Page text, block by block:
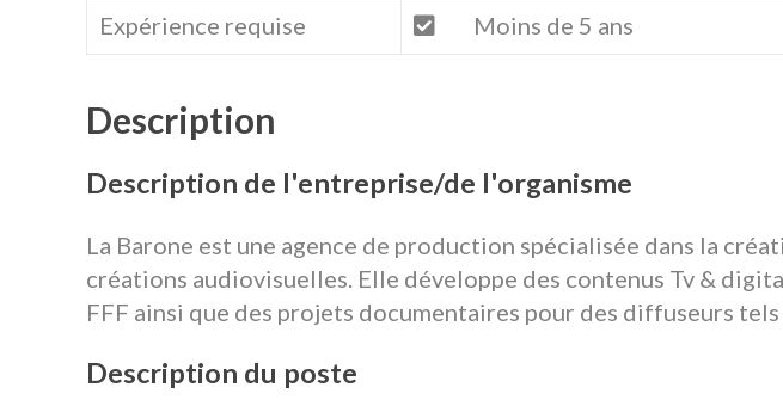
Expérience requise Moins de 5 ans
Description
Description de l'entreprise/de l'organisme
La Barone est une agence de production spécialisée dans la
créations audiovisuelles. Elle développe des contenus Tv &
FFF ainsi que des projets documentaires pour des diffuseurs tels
Description du poste